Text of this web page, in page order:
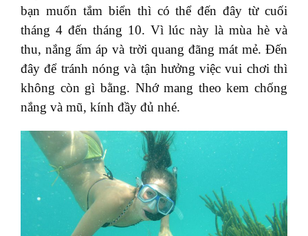
bạn muốn tắm biển thì có thể đến đây từ cuối
tháng 4 đến tháng 10. Vì lúc này là mùa hè và
thu, nắng ấm áp và trời quang đãng mát mẻ. Đến
đây để tránh nóng và tận hưởng việc vui chơi thì
không còn gì bằng. Nhớ mang theo kem chống
nắng và mũ, kính đầy đủ nhé.